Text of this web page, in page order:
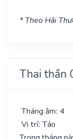
* Theo Hải
Thai thần
Tháng âm: 4
Vị trí: Táo